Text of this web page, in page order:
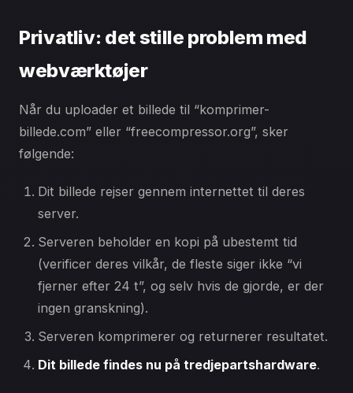
Privatliv: det stille problem med
webværktøjer
Når du uploader et billede til “komprimer-
billede.com” eller “freecompressor.org”, sker
følgende:
Dit billede rejser gennem internettet til deres
server.
Serveren beholder en kopi på ubestemt tid
(verificer deres vilkår, de fleste siger ikke “vi
fjerner efter 24 t”, og selv hvis de gjorde, er der
ingen granskning).
Serveren komprimerer og returnerer resultatet.
Dit billede findes nu på tredjepartshardware.